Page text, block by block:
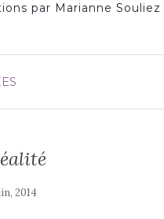
par Marianne Souliez
2014